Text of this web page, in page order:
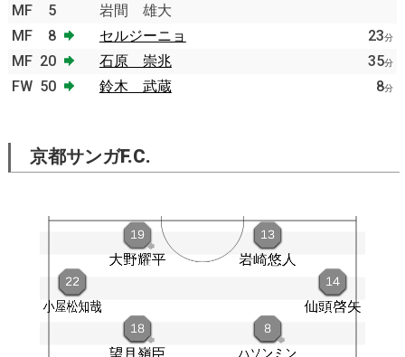
MF
5
岩間 雄大
MF
8 セルジーニョ 23分
MF 20 石原 崇兆 35分
FW 50 鈴木 武蔵 8分
京都サンガF.C.